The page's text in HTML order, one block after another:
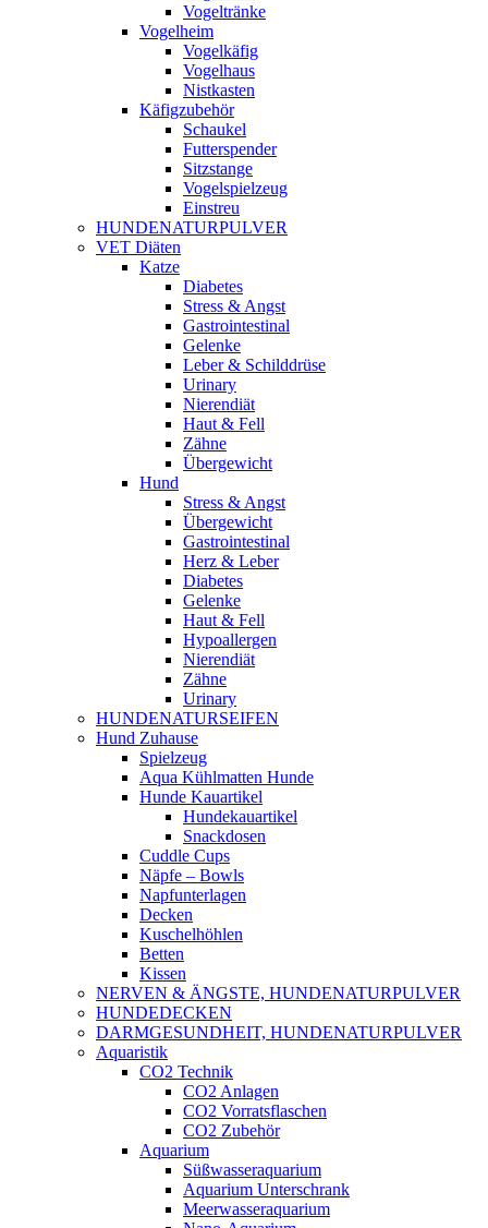
Vogeltränke
Vogelheim
Vogelkäfig
Vogelhaus
Nistkasten
Käfigzubehör
Schaukel
Futterspender
Sitzstange
Vogelspielzeug
Einstreu
HUNDENATURPULVER
VET Diäten
Katze
Diabetes
Stress & Angst
Gastrointestinal
Gelenke
Leber & Schilddrüse
Urinary
Nierendiät
Haut & Fell
Zähne
Übergewicht
Hund
Stress & Angst
Übergewicht
Gastrointestinal
Herz & Leber
Diabetes
Gelenke
Haut & Fell
Hypoallergen
Nierendiät
Zähne
Urinary
HUNDENATURSEIFEN
Hund Zuhause
Spielzeug
Aqua Kühlmatten Hunde
Hunde Kauartikel
Hundekauartikel
Snackdosen
Cuddle Cups
Näpfe – Bowls
Napfunterlagen
Decken
Kuschelhöhlen
Betten
Kissen
NERVEN & ÄNGSTE, HUNDENATURPULVER
HUNDEDECKEN
DARMGESUNDHEIT, HUNDENATURPULVER
Aquaristik
CO2 Technik
CO2 Anlagen
CO2 Vorratsflaschen
CO2 Zubehör
Aquarium
Süßwasseraquarium
Aquarium Unterschrank
Meerwasseraquarium